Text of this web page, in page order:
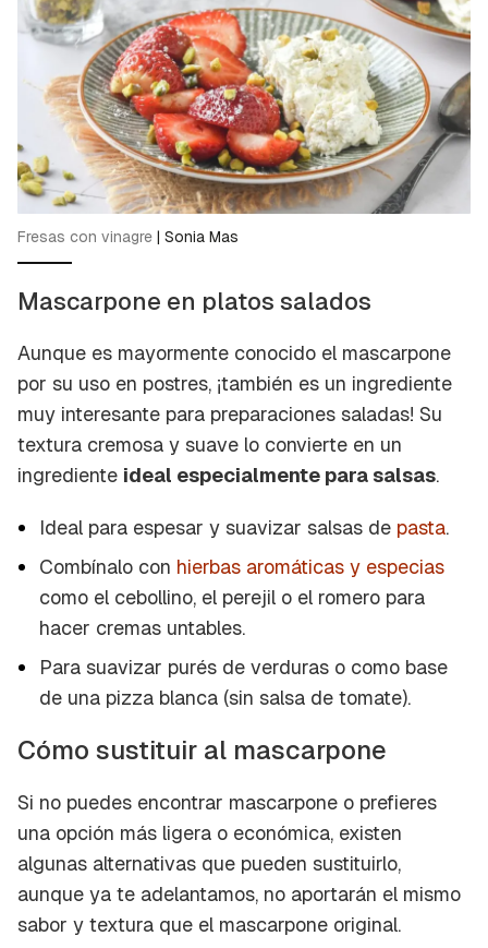
Fresas con vinagre | Sonia Mas
Mascarpone en platos salados
Aunque es mayormente conocido el mascarpone
por su uso en postres, ¡también es un ingrediente
muy interesante para preparaciones saladas! Su
textura cremosa y suave lo convierte en un
ingrediente ideal especialmente para salsas.
Ideal para espesar y suavizar salsas de pasta.
Combínalo con hierbas aromáticas y especias
como el cebollino, el perejil o el romero para
hacer cremas untables.
Para suavizar purés de verduras o como base
de una pizza blanca (sin salsa de tomate).
Cómo sustituir al mascarpone
Si no puedes encontrar mascarpone o prefieres
una opción más ligera o económica, existen
algunas alternativas que pueden sustituirlo,
aunque ya te adelantamos, no aportarán el mismo
sabor y textura que el mascarpone original.